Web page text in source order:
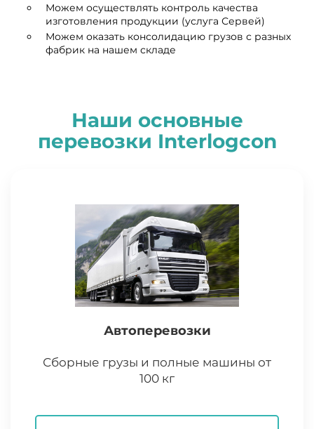
Можем осуществлять контроль качества
изготовления продукции (услуга Сервей)
Можем оказать консолидацию грузов с разных
фабрик на нашем складе
Наши основные
перевозки Interlogcon
Автоперевозки
Сборные грузы и полные машины от
100 кг